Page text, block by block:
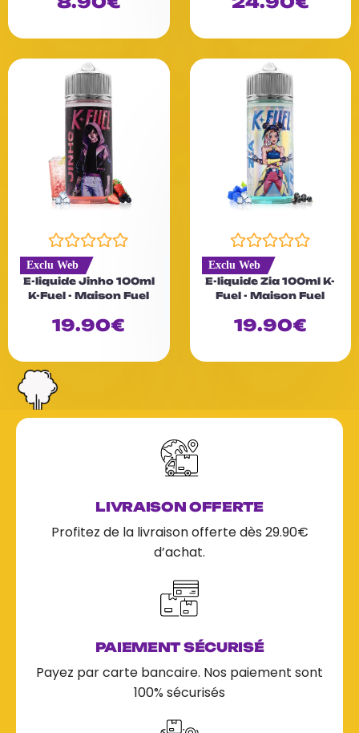
s
r
s
r
N
o
t
e
0
s
r
5
Exclu Web
E-liquide Jinho 100ml
K-Fuel - Maison Fuel
19.90€
N
o
t
e
0
s
r
Exclu Web
E-liquide Zia 100ml K-
Fuel - Maison Fuel
19.90€
LIVRAISON OFFERTE
Profitez de la livraison offerte dès 29.90€
d’achat.
PAIEMENT SÉCURISÉ
Payez par carte bancaire. Nos paiement sont
100% sécurisés